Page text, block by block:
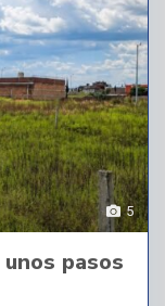
5
pasos